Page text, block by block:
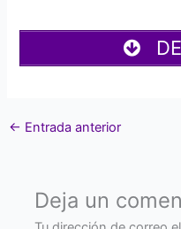
← Entrada anterior
Deja un